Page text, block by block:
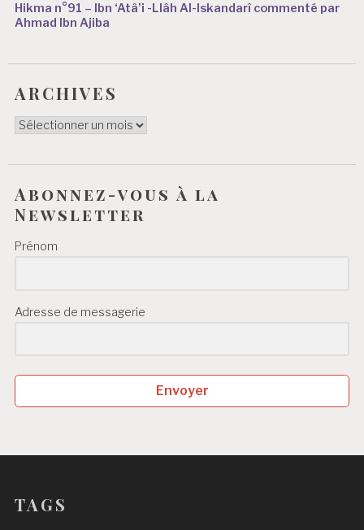
Hikma n°91 – Ibn ‘Atâ’i -Llâh Al-Iskandarî commenté par
Ahmad Ibn Ajiba
ARCHIVES
ARCHIVES
Abonnez-vous à la
Newsletter
Prénom
Adresse de messagerie
Envoyer
TAGS